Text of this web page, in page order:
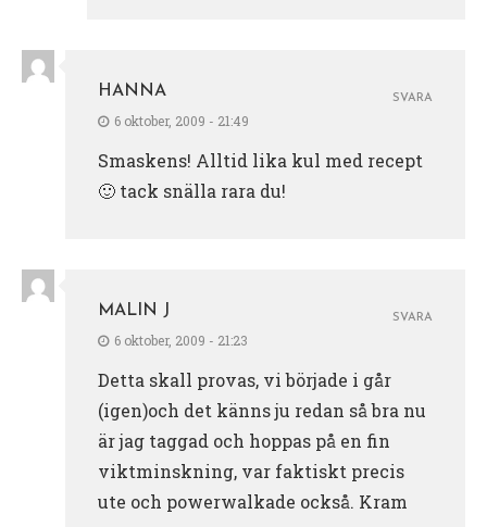
HANNA
6 oktober, 2009 - 21:49
Smaskens! Alltid lika kul med recept
🙂 tack snälla rara du!
SVARA
MALIN J
6 oktober, 2009 - 21:23
Detta skall provas, vi började i går
(igen)och det känns ju redan så bra nu
är jag taggad och hoppas på en fin
viktminskning, var faktiskt precis
ute och powerwalkade också. Kram
SVARA